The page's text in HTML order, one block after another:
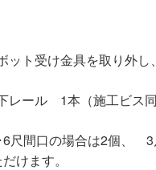
ット受け金具を取り外
ール 1本（施工ビス同
尺間口の場合は2個、 3
けます。